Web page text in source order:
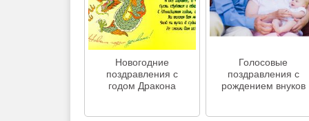
Новогодние
поздравления с
годом Дракона
Голосовые
поздравления с
рождением внуков